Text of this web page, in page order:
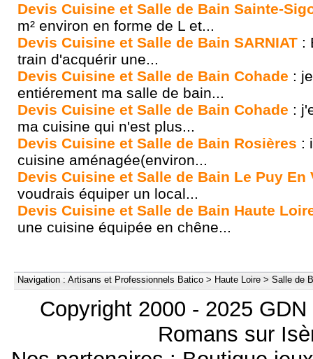
Devis Cuisine et Salle de Bain Sainte-
m² environ en forme de L et...
Devis Cuisine et Salle de Bain SARNIAT :
train d'acquérir une...
Devis Cuisine et Salle de Bain Cohade :
entiérement ma salle de bain...
Devis Cuisine et Salle de Bain Cohade :
ma cuisine qui n'est plus...
Devis Cuisine et Salle de Bain Rosières :
cuisine aménagée(environ...
Devis Cuisine et Salle de Bain Le Puy En
voudrais équiper un local...
Devis Cuisine et Salle de Bain Haute
une cuisine équipée en chêne...
Navigation : Artisans et Professionnels Batico > Haute Loire > Salle de
Copyright 2000 - 2025
Romans sur